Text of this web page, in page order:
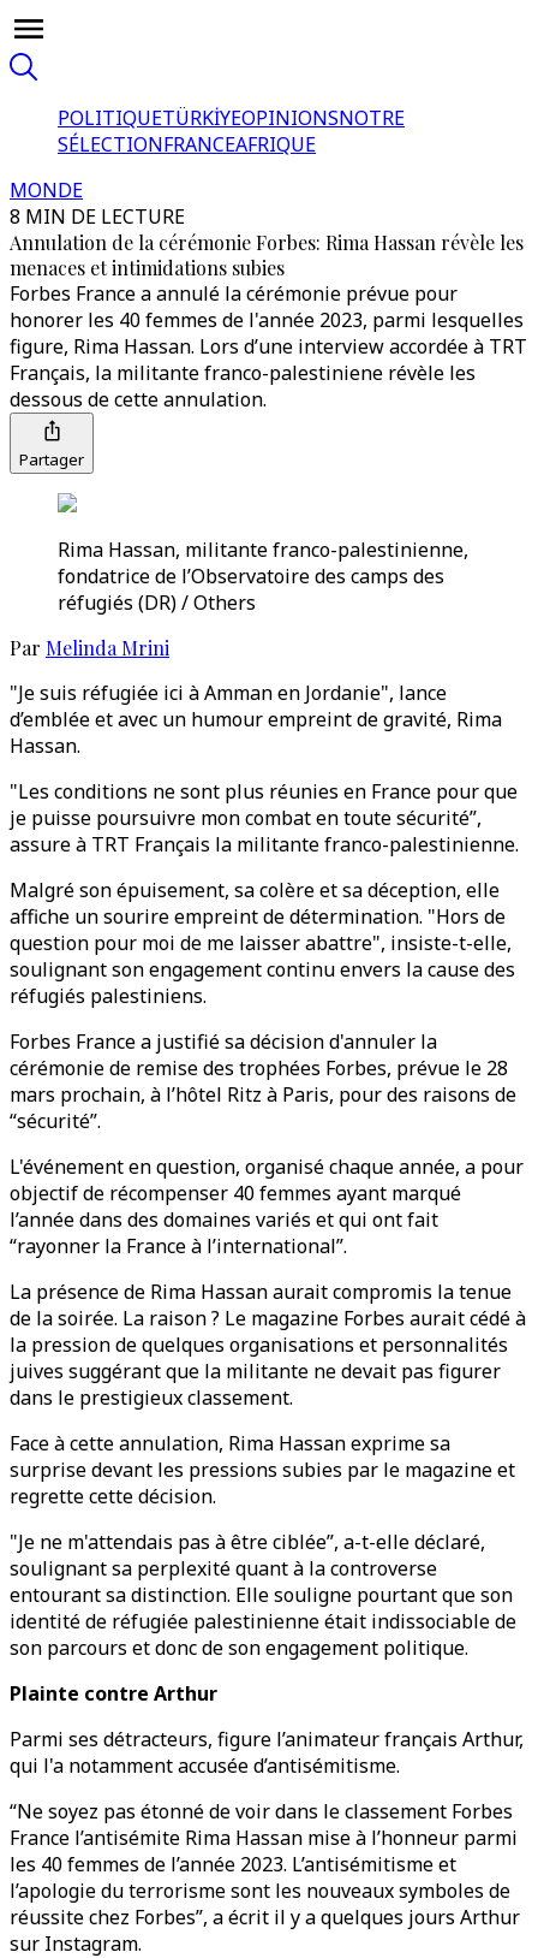
POLITIQUETÜRKİYEOPINIONSNOTRE
SÉLECTIONFRANCEAFRIQUE
MONDE
8 MIN DE LECTURE
Annulation de la cérémonie Forbes: Rima Hassan révèle les
menaces et intimidations subies
Forbes France a annulé la cérémonie prévue pour
honorer les 40 femmes de l'année 2023, parmi lesquelles
figure, Rima Hassan. Lors d’une interview accordée à TRT
Français, la militante franco-palestiniene révèle les
dessous de cette annulation.
Partager
Rima Hassan, militante franco-palestinienne,
fondatrice de l’Observatoire des camps des
réfugiés (DR) / Others
Par Melinda Mrini
"Je suis réfugiée ici à Amman en Jordanie", lance
d’emblée et avec un humour empreint de gravité, Rima
Hassan.
"Les conditions ne sont plus réunies en France pour que
je puisse poursuivre mon combat en toute sécurité”,
assure à TRT Français la militante franco-palestinienne.
Malgré son épuisement, sa colère et sa déception, elle
affiche un sourire empreint de détermination. "Hors de
question pour moi de me laisser abattre", insiste-t-elle,
soulignant son engagement continu envers la cause des
réfugiés palestiniens.
Forbes France a justifié sa décision d'annuler la
cérémonie de remise des trophées Forbes, prévue le 28
mars prochain, à l’hôtel Ritz à Paris, pour des raisons de
“sécurité”.
L'événement en question, organisé chaque année, a pour
objectif de récompenser 40 femmes ayant marqué
l’année dans des domaines variés et qui ont fait
“rayonner la France à l’international”.
La présence de Rima Hassan aurait compromis la tenue
de la soirée. La raison ? Le magazine Forbes aurait cédé à
la pression de quelques organisations et personnalités
juives suggérant que la militante ne devait pas figurer
dans le prestigieux classement.
Face à cette annulation, Rima Hassan exprime sa
surprise devant les pressions subies par le magazine et
regrette cette décision.
"Je ne m'attendais pas à être ciblée”, a-t-elle déclaré,
soulignant sa perplexité quant à la controverse
entourant sa distinction. Elle souligne pourtant que son
identité de réfugiée palestinienne était indissociable de
son parcours et donc de son engagement politique.
Plainte contre Arthur
Parmi ses détracteurs, figure l’animateur français Arthur,
qui l'a notamment accusée d’antisémitisme.
“Ne soyez pas étonné de voir dans le classement Forbes
France l’antisémite Rima Hassan mise à l’honneur parmi
les 40 femmes de l’année 2023. L’antisémitisme et
l’apologie du terrorisme sont les nouveaux symboles de
réussite chez Forbes”, a écrit il y a quelques jours Arthur
sur Instagram.